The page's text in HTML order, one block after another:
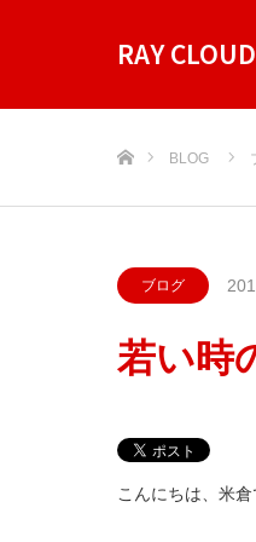
RAY
BLOG
ブログ
若い時
こんにちは、米倉